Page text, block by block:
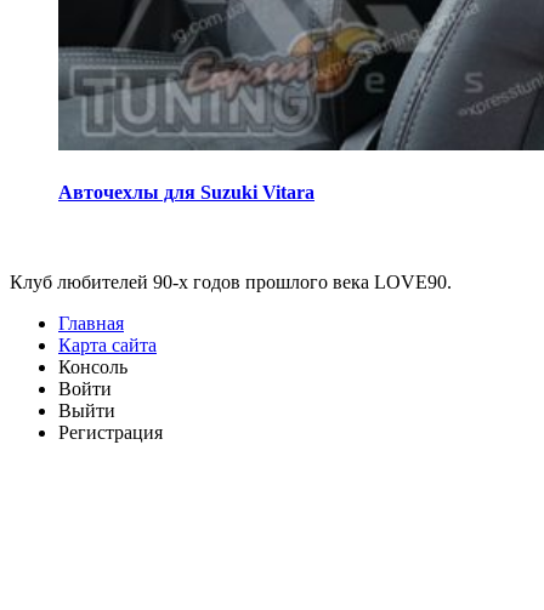
Авточехлы для Suzuki Vitara
Клуб любителей 90-х годов прошлого века LOVE90.
Главная
Карта сайта
Консоль
Войти
Выйти
Регистрация